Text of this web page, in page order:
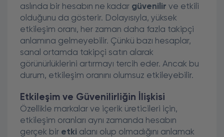
aslında bir hesabın ne kadar güvenilir ve etkili
olduğunu da gösterir. Dolayısıyla, yüksek
etkileşim oranı, her zaman daha fazla takipçi
anlamına gelmeyebilir. Çünkü bazı hesaplar,
sanal ortamda takipçi satın alarak
görünürlüklerini artırmayı tercih eder. Ancak bu
durum, etkileşim oranını olumsuz etkileyebilir.
Etkileşim ve Güvenilirliğin İlişkisi
Özellikle markalar ve içerik üreticileri için,
etkileşim oranları aynı zamanda hesabın
gerçek bir etki alanı olup olmadığını anlamak